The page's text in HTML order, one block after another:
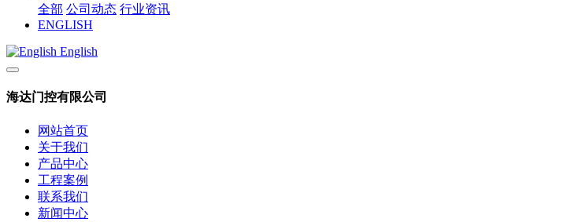
全部 公司动态 行业资讯
ENGLISH
English
海达门控有限公司
网站首页
关于我们
产品中心
工程案例
联系我们
新闻中心